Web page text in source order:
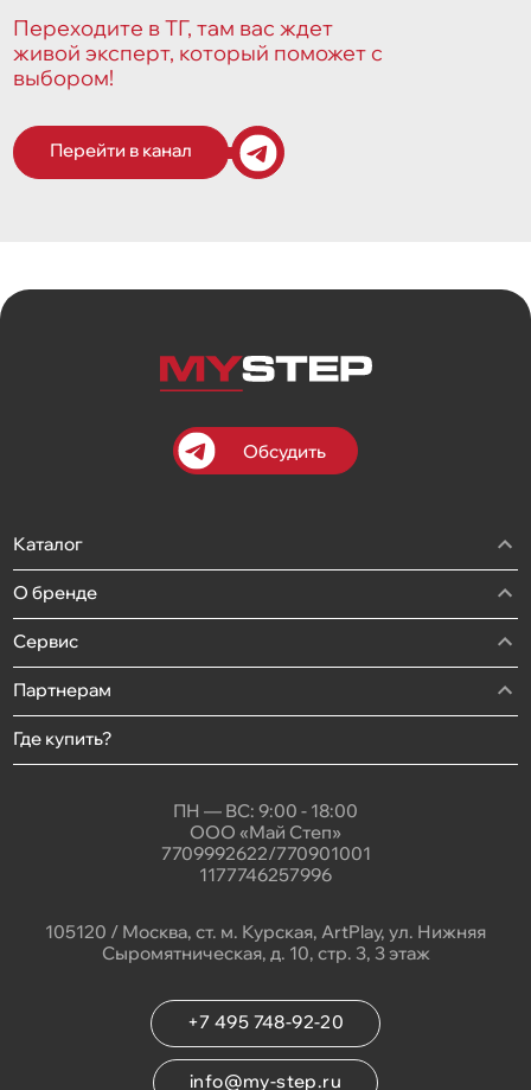
Переходите в ТГ, там вас ждет
живой эксперт, который поможет с
выбором!
Перейти в канал
Обсудить
Каталог
О бренде
Сервис
Партнерам
Где купить?
ПН — ВС: 9:00 - 18:00
ООО «Май Степ»
7709992622/770901001
1177746257996
105120 / Москва, ст. м. Курская, ArtPlay, ул. Нижняя
Сыромятническая, д. 10, стр. 3, 3 этаж
+7 495 748-92-20
info@my-step.ru